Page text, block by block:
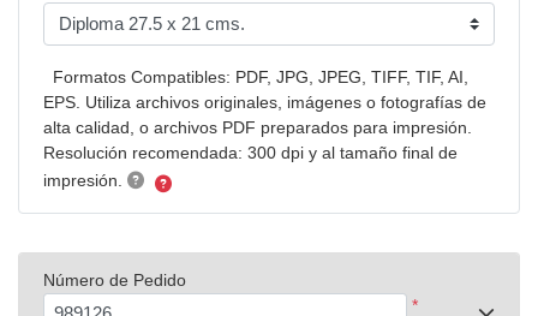
Formatos Compatibles: PDF, JPG, JPEG, TIFF, TIF, AI,
EPS. Utiliza archivos originales, imágenes o fotografías de
alta calidad, o archivos PDF preparados para impresión.
Resolución recomendada: 300 dpi y al tamaño final de
impresión.
Número de Pedido
*